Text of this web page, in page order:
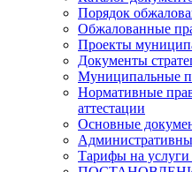
Порядок
Обжалованные
Проекты
Документы
Муниципальные
Нормативные
аттестации
Основные
Тарифы на